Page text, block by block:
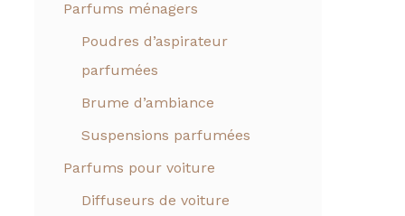
Parfums ménagers
Poudres d’aspirateur
parfumées
Brume d’ambiance
Suspensions parfumées
Parfums pour voiture
Diffuseurs de voiture